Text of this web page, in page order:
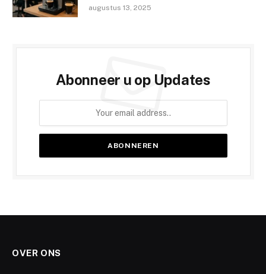
augustus 13, 2025
Abonneer u op Updates
OVER ONS